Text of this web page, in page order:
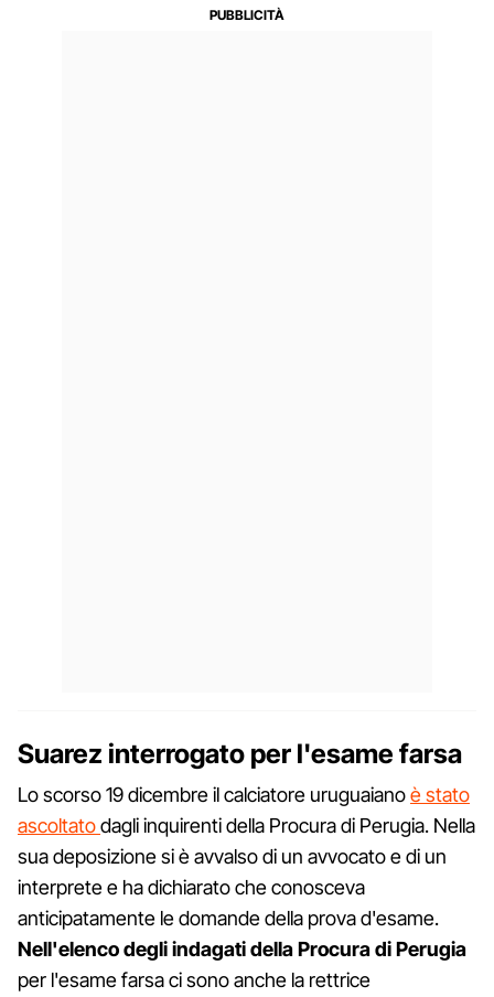
Suarez interrogato per l'esame farsa
Lo scorso 19 dicembre il calciatore uruguaianoè stato
ascoltatodagli inquirenti della Procura di Perugia. Nella
sua deposizione si è avvalso di un avvocato e di un
interprete e ha dichiarato che conosceva
anticipatamente le domande della prova d'esame.
Nell'elenco degli indagati della Procura di Perugia
per l'esame farsa ci sono anche la rettrice